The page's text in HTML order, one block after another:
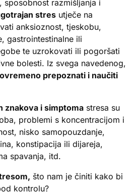
sposobnost razmišljanja i
stres utječe na
anksioznost, tjeskobu,
gastrointestinalne ili
te uzrokovati ili pogoršati
bolesti. Iz svega navedenog,
prepoznati i naučiti
znakova i simptoma stresa su
problemi s koncentracijom i
nisko samopouzdanje,
konstipacija ili dijareja,
spavanja, itd.
što nam je činiti kako bi
kontrolu?